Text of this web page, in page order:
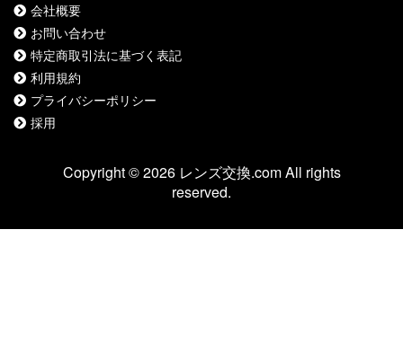
会社概要
お問い合わせ
特定商取引法に基づく表記
利用規約
プライバシーポリシー
採用
Copyright © 2026 レンズ交換.com All rights
reserved.